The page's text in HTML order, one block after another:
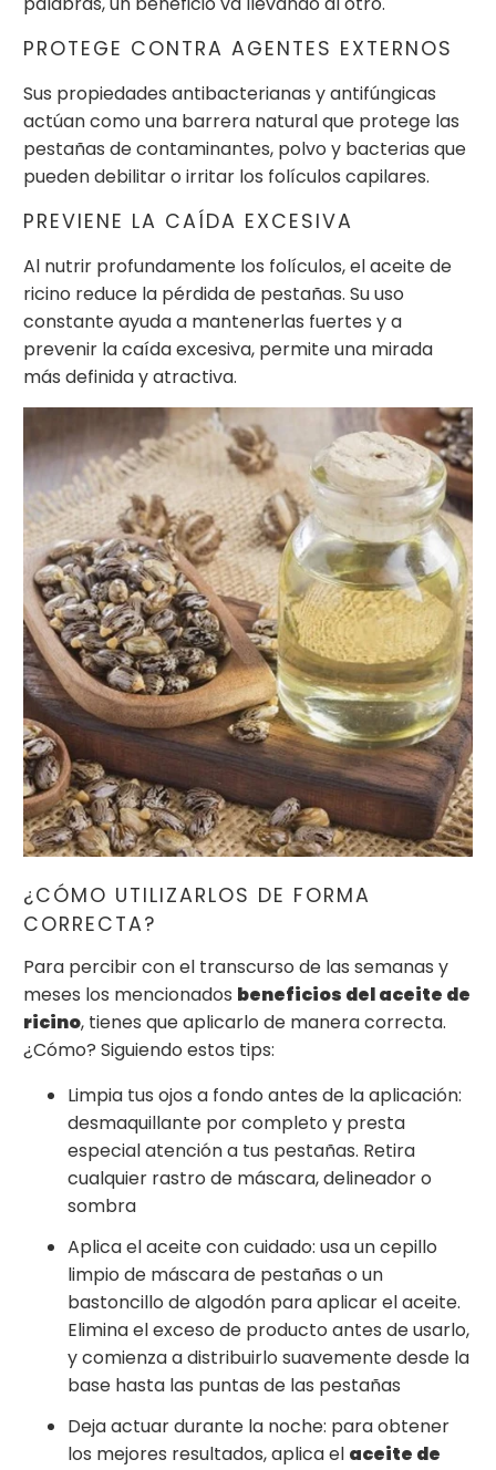
PROTEGE CONTRA AGENTES EXTERNOS
Sus propiedades antibacterianas y antifúngicas
actúan como una barrera natural que protege las
pestañas de contaminantes, polvo y bacterias que
pueden debilitar o irritar los folículos capilares.
PREVIENE LA CAÍDA EXCESIVA
Al nutrir profundamente los folículos, el aceite de
ricino reduce la pérdida de pestañas. Su uso
constante ayuda a mantenerlas fuertes y a
prevenir la caída excesiva, permite una mirada
más definida y atractiva.
¿CÓMO UTILIZARLOS DE FORMA
CORRECTA?
Para percibir con el transcurso de las semanas y
meses los mencionados beneficios del aceite de
ricino, tienes que aplicarlo de manera correcta.
¿Cómo? Siguiendo estos tips:
Limpia tus ojos a fondo antes de la aplicación:
desmaquillante por completo y presta
especial atención a tus pestañas. Retira
cualquier rastro de máscara, delineador o
sombra
Aplica el aceite con cuidado: usa un cepillo
limpio de máscara de pestañas o un
bastoncillo de algodón para aplicar el aceite.
Elimina el exceso de producto antes de usarlo,
y comienza a distribuirlo suavemente desde la
base hasta las puntas de las pestañas
Deja actuar durante la noche: para obtener
los mejores resultados, aplica el aceite de